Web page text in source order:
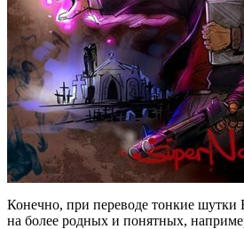
Конечно, при переводе тонкие шутки
на более родных и понятных,